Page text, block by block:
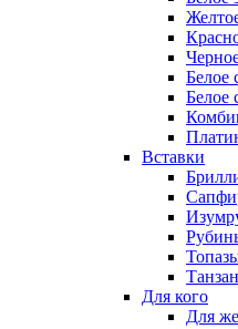
Белое
Белое
Вставки
Для кого
Для